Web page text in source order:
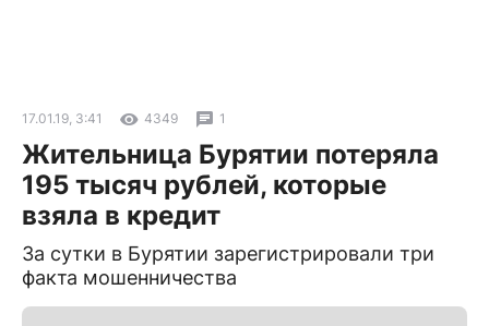
17.01.19, 3:41 4349 1
Жительница Бурятии потеряла
195 тысяч рублей, которые
взяла в кредит
За сутки в Бурятии зарегистрировали три
факта мошенничества